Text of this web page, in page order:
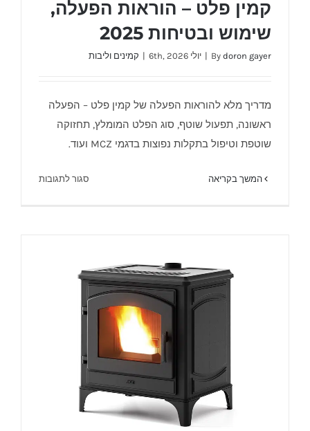
קמין פלט – הוראות הפעלה, שימוש ובטיחות
קמין פלט – הוראות הפעלה,
שימוש ובטיחות 2025
By doron gayer
| יולי 6th, 2026 | קמינים וליבות
מדריך מלא להוראות הפעלה של קמין פלט – הפעלה
ראשונה, תפעול שוטף, סוג הפלט המומלץ, תחזוקה
שוטפת וטיפול בתקלות נפוצות בדגמי MCZ ועוד.
המשך בקריאה סגור לתגובותעל